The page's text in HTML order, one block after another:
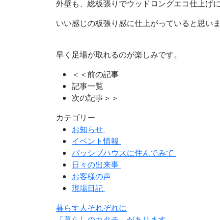
外壁も、総板張りでウッドロングエコ仕上げに
いい感じの板張り感に仕上がっていると思いま
早く足場が取れるのが楽しみです。
＜＜前の記事
記事一覧
次の記事＞＞
カテゴリー
お知らせ
イベント情報
パッシブハウスに住んでみて
日々の出来事
お客様の声
現場日記
暮らす人それぞれに